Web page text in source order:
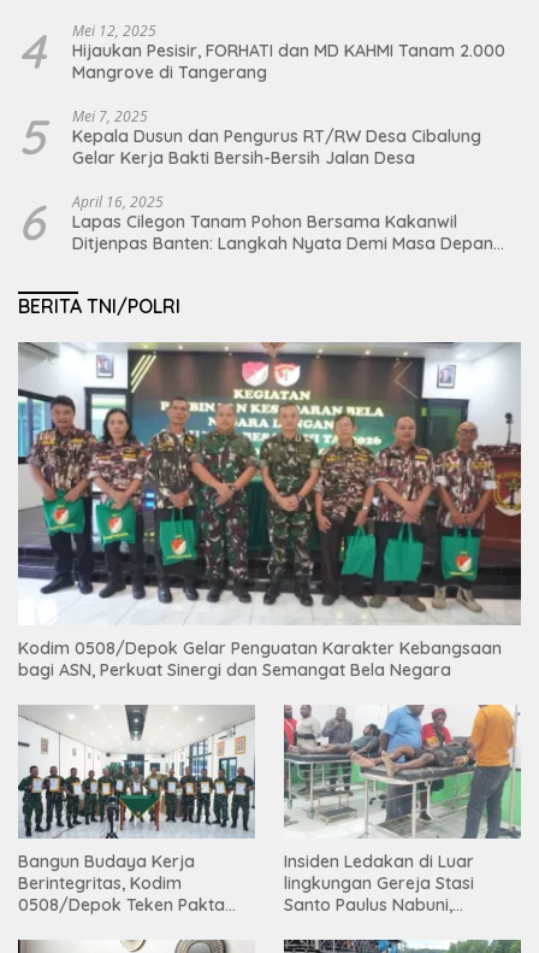
4 Mei 12, 2025
Hijaukan Pesisir, FORHATI dan MD KAHMI Tanam 2.000
Mangrove di Tangerang
5 Mei 7, 2025
Kepala Dusun dan Pengurus RT/RW Desa Cibalung
Gelar Kerja Bakti Bersih-Bersih Jalan Desa
6 April 16, 2025
Lapas Cilegon Tanam Pohon Bersama Kakanwil
Ditjenpas Banten: Langkah Nyata Demi Masa Depan
BERITA TNI/POLRI
Kodim 0508/Depok Gelar Penguatan Karakter Kebangsaan
bagi ASN, Perkuat Sinergi dan Semangat Bela Negara
Bangun Budaya Kerja
Berintegritas, Kodim
0508/Depok Teken Pakta
Insiden Ledakan di Luar
lingkungan Gereja Stasi
Santo Paulus Nabuni,